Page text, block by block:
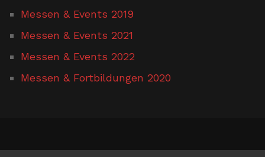
Messen & Events 2019
Messen & Events 2021
Messen & Events 2022
Messen & Fortbildungen 2020